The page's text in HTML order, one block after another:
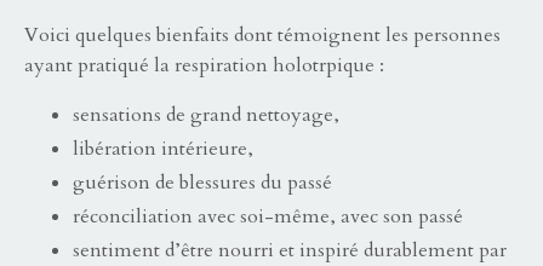
Voici quelques bienfaits dont témoignent les personnes
ayant pratiqué la respiration holotrpique :
sensations de grand nettoyage,
libération intérieure,
guérison de blessures du passé
réconciliation avec soi-même, avec son passé
sentiment d’être nourri et inspiré durablement par